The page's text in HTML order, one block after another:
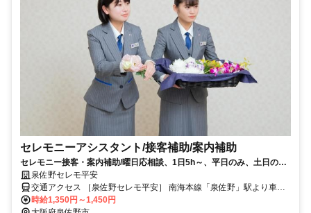
セレモニーアシスタント/接客補助/案内補助
セレモニー接客・案内補助/曜日応相談、1日5h～、平日のみ、土日のみ
OK/未経験OK/マイカー通勤可
泉佐野セレモ平安
交通アクセス ［泉佐野セレモ平安］ 南海本線「泉佐野」駅より車で
10分 JR阪和線「熊取」駅より車5分 ［岸和田セレモ平安］ 「和泉大
時給1,350円～1,450円